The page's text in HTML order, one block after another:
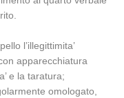
l’illegittimita’
apparecchiatura
e la taratura;
omologato,